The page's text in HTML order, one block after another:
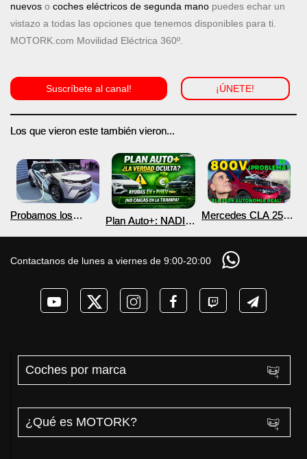
nuevos o coches eléctricos de segunda mano puedes echar un
vistazo a todas las opciones que tenemos disponibles para ti.
MOTORK.com Movilidad Eléctrica 360º.
Suscríbete al canal! ¡ÚNETE!
Los que vieron este también vieron...
Probamos los
DM-i y EV con más
Plan Auto+: NADIE
coches eléctricos y
PHEV 2026
Mercedes CLA 250+
COCHE que NO lo
necesita? PRUEBA
de AUTONOMÍA
Contactanos de lunes a viernes de 9:00-20:00
Coches por marca
¿Qué es MOTORK?